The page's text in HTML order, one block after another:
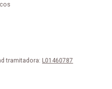
tramitadora: L01460787